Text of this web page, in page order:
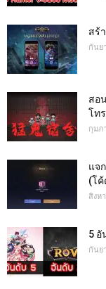
สร้
กันย
สอ
โท
กุมภ
แจ
(โค้
สิงห
5 อั
กันย